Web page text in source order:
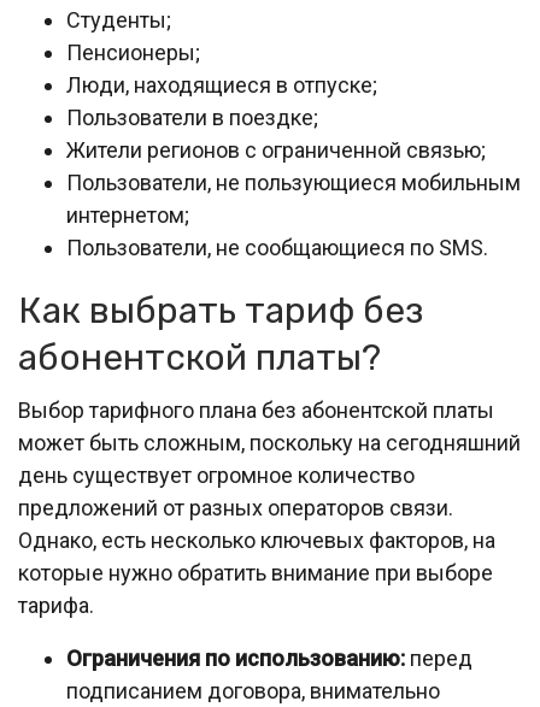
Студенты;
Пенсионеры;
Люди, находящиеся в отпуске;
Пользователи в поездке;
Жители регионов с ограниченной связью;
Пользователи, не пользующиеся мобильным
интернетом;
Пользователи, не сообщающиеся по SMS.
Как выбрать тариф без
абонентской платы?
Выбор тарифного плана без абонентской платы
может быть сложным, поскольку на сегодняшний
день существует огромное количество
предложений от разных операторов связи.
Однако, есть несколько ключевых факторов, на
которые нужно обратить внимание при выборе
тарифа.
Ограничения по использованию: перед
подписанием договора, внимательно